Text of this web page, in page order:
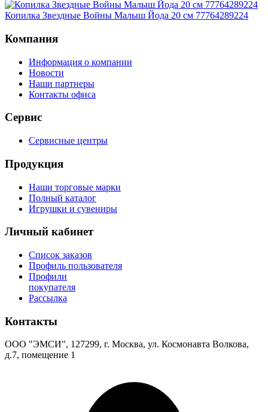
Копилка Звездные Войны Малыш Йода 20 см 77764289224
Компания
Информация о компании
Новости
Наши партнеры
Контакты офиса
Сервис
Сервисные центры
Продукция
Наши торговые марки
Полный каталог
Игрушки и сувениры
Личный кабинет
Список заказов
Профиль пользователя
Профили
покупателя
Рассылка
Контакты
ООО "ЭМСИ", 127299, г. Москва, ул. Космонавта Волкова,
д.7, помещение 1